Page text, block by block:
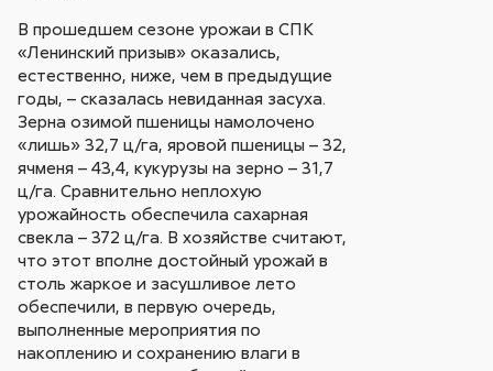
В прошедшем сезоне урожаи в СПК
«Ленинский призыв» оказались,
естественно, ниже, чем в предыдущие
годы, – сказалась невиданная засуха.
Зерна озимой пшеницы намолочено
«лишь» 32,7 ц/га, яровой пшеницы – 32,
ячменя – 43,4, кукурузы на зерно – 31,7
ц/га. Сравнительно неплохую
урожайность обеспечила сахарная
свекла – 372 ц/га. В хозяйстве считают,
что этот вполне достойный урожай в
столь жаркое и засушливое лето
обеспечили, в первую очередь,
выполненные мероприятия по
накоплению и сохранению влаги в